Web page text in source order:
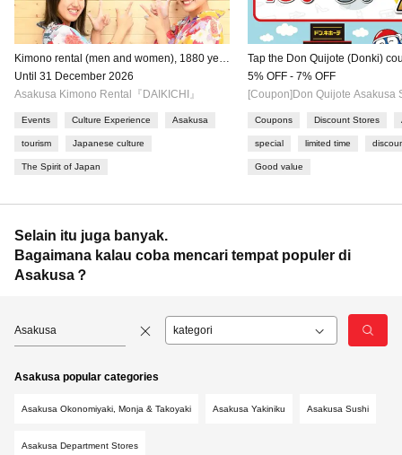
Kimono rental (men and women), 1880 yen
per day plan【Very cheap price！】
Until 31 December 2026
Asakusa Kimono Rental『DAIKICHI』
Events Culture Experience Asakusa
tourism Japanese culture
The Spirit of Japan
Tap the Don Quijote (Donki)
above and show the barcode
◆Spend ¥10,000+ (excl. tax):
+ 5% OFF ◆Spend ¥30,000+ (excl. tax):
10% Tax-Free + 7% OFF
5% OFF - 7% OFF
[Coupon]Don Quijote Asakusa
Coupons Discount Stores
special limited time
Good value
Selain itu juga banyak.
Bagaimana kalau coba mencari tempat populer di
Asakusa？
Asakusa
Asakusa popular categories
Asakusa Okonomiyaki, Monja & Takoyaki Asakusa Yakiniku Asakusa Sushi
Asakusa Department Stores